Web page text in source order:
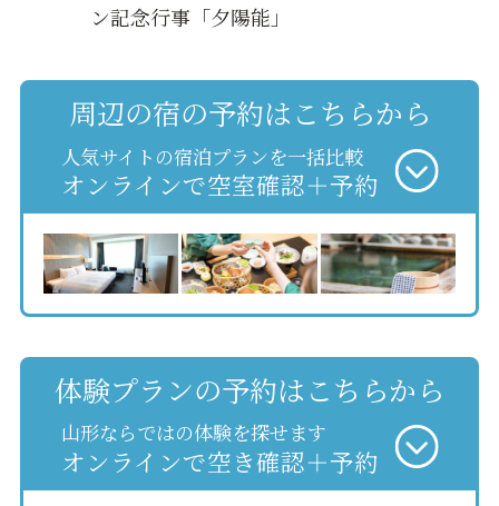
ン記念行事「夕陽能」
周辺の宿の予約はこちらから
人気サイトの宿泊プランを一括比較
オンラインで空室確認＋予約
体験プランの予約はこちらから
山形ならではの体験を探せます
オンラインで空き確認＋予約